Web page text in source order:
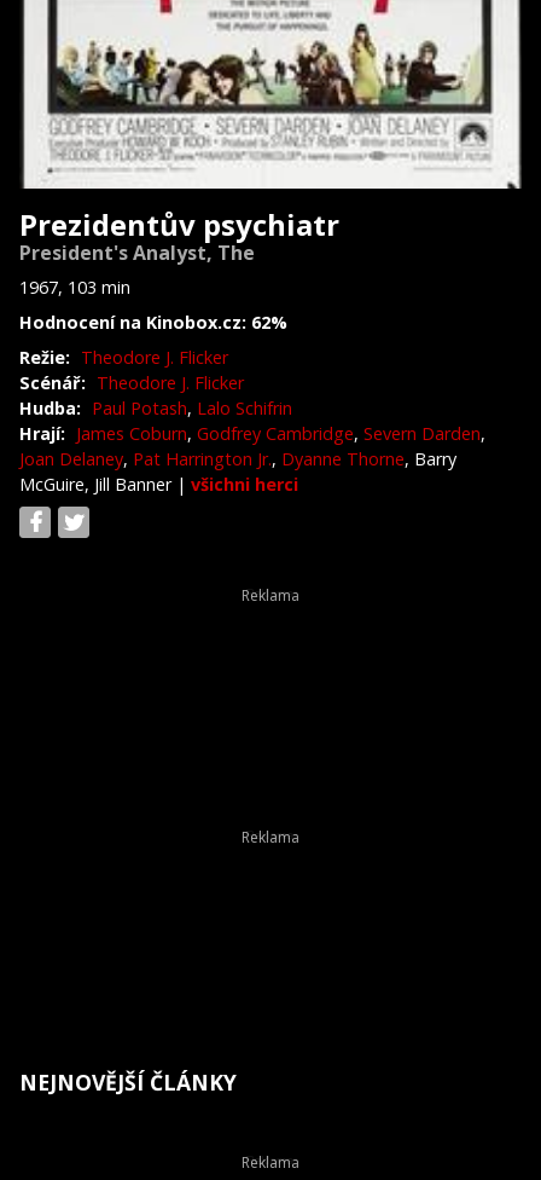
Prezidentův psychiatr
President's Analyst, The
1967, 103 min
Hodnocení na Kinobox.cz: 62%
Režie: Theodore J. Flicker
Scénář: Theodore J. Flicker
Hudba: Paul Potash, Lalo Schifrin
Hrají: James Coburn, Godfrey Cambridge, Severn Darden,
Joan Delaney, Pat Harrington Jr., Dyanne Thorne, Barry
McGuire, Jill Banner | všichni herci
NEJNOVĚJŠÍ ČLÁNKY